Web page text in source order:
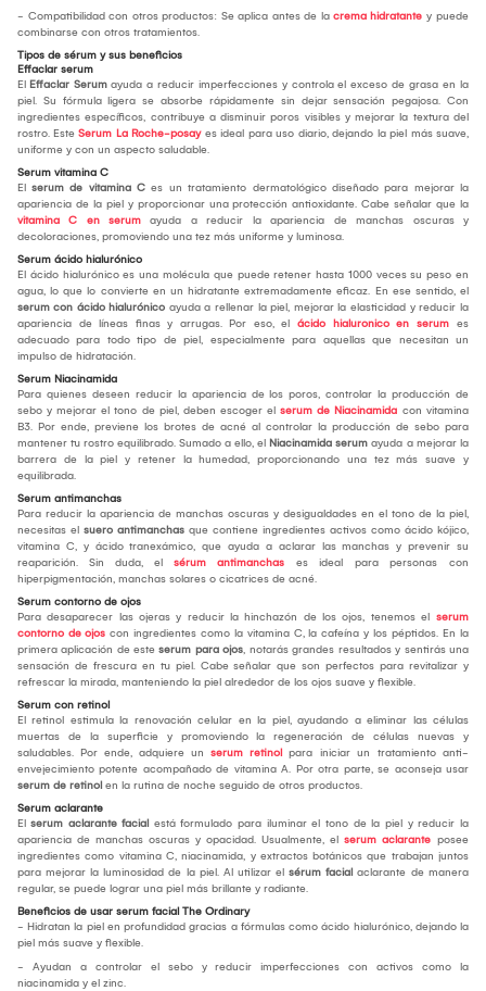
- Compatibilidad con otros productos: Se aplica antes de la crema hidratante y puede
combinarse con otros tratamientos.
Tipos de sérum y sus beneficios
Effaclar serum
El Effaclar Serum ayuda a reducir imperfecciones y controla el exceso de grasa en la
piel. Su fórmula ligera se absorbe rápidamente sin dejar sensación pegajosa. Con
ingredientes específicos, contribuye a disminuir poros visibles y mejorar la textura del
rostro. Este Serum La Roche-posayes ideal para uso diario, dejando la piel más suave,
uniforme y con un aspecto saludable.
Serum vitamina C
El serum de vitamina C es un tratamiento dermatológico diseñado para mejorar la
apariencia de la piel y proporcionar una protección antioxidante. Cabe señalar que la
vitamina C en serum ayuda a reducir la apariencia de manchas oscuras y
decoloraciones, promoviendo una tez más uniforme y luminosa.
Serum ácido hialurónico
El ácido hialurónico es una molécula que puede retener hasta 1000 veces su peso en
agua, lo que lo convierte en un hidratante extremadamente eficaz. En ese sentido, el
serum con ácido hialurónico ayuda a rellenar la piel, mejorar la elasticidad y reducir la
apariencia de líneas finas y arrugas. Por eso, el ácido hialuronico en serum es
adecuado para todo tipo de piel, especialmente para aquellas que necesitan un
impulso de hidratación.
Serum Niacinamida
Para quienes deseen reducir la apariencia de los poros, controlar la producción de
sebo y mejorar el tono de piel, deben escoger el serum de Niacinamida con vitamina
B3. Por ende, previene los brotes de acné al controlar la producción de sebo para
mantener tu rostro equilibrado. Sumado a ello, el Niacinamida serum ayuda a mejorar la
barrera de la piel y retener la humedad, proporcionando una tez más suave y
equilibrada.
Serum antimanchas
Para reducir la apariencia de manchas oscuras y desigualdades en el tono de la piel,
necesitas el suero antimanchas que contiene ingredientes activos como ácido kójico,
vitamina C, y ácido tranexámico, que ayuda a aclarar las manchas y prevenir su
reaparición. Sin duda, el sérum antimanchas es ideal para personas con
hiperpigmentación, manchas solares o cicatrices de acné.
Serum contorno de ojos
Para desaparecer las ojeras y reducir la hinchazón de los ojos, tenemos el serum
contorno de ojos con ingredientes como la vitamina C, la cafeína y los péptidos. En la
primera aplicación de este serum para ojos, notarás grandes resultados y sentirás una
sensación de frescura en tu piel. Cabe señalar que son perfectos para revitalizar y
refrescar la mirada, manteniendo la piel alrededor de los ojos suave y flexible.
Serum con retinol
El retinol estimula la renovación celular en la piel, ayudando a eliminar las células
muertas de la superficie y promoviendo la regeneración de células nuevas y
saludables. Por ende, adquiere un serum retinol para iniciar un tratamiento anti-
envejecimiento potente acompañado de vitamina A. Por otra parte, se aconseja usar
serum de retinol en la rutina de noche seguido de otros productos.
Serum aclarante
El serum aclarante facial está formulado para iluminar el tono de la piel y reducir la
apariencia de manchas oscuras y opacidad. Usualmente, el serum aclarante posee
ingredientes como vitamina C, niacinamida, y extractos botánicos que trabajan juntos
para mejorar la luminosidad de la piel. Al utilizar el sérum facial aclarante de manera
regular, se puede lograr una piel más brillante y radiante.
Beneficios de usar serum facial The Ordinary
- Hidratan la piel en profundidad gracias a fórmulas como ácido hialurónico, dejando la
piel más suave y flexible.
- Ayudan a controlar el sebo y reducir imperfecciones con activos como la
niacinamida y el zinc.